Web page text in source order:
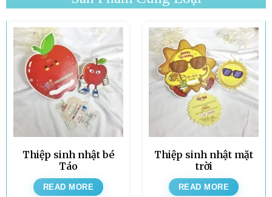
Thiệp sinh nhật bé
Táo
READ MORE
Thiệp sinh nhật mặt
trời
READ MORE